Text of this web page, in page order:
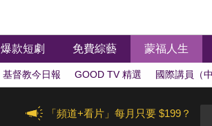
爆款短劇 免費綜藝 蒙福人生
基督教今日報 GOOD TV 精選 國際講員（
「頻道+看片」每月只要 $199？